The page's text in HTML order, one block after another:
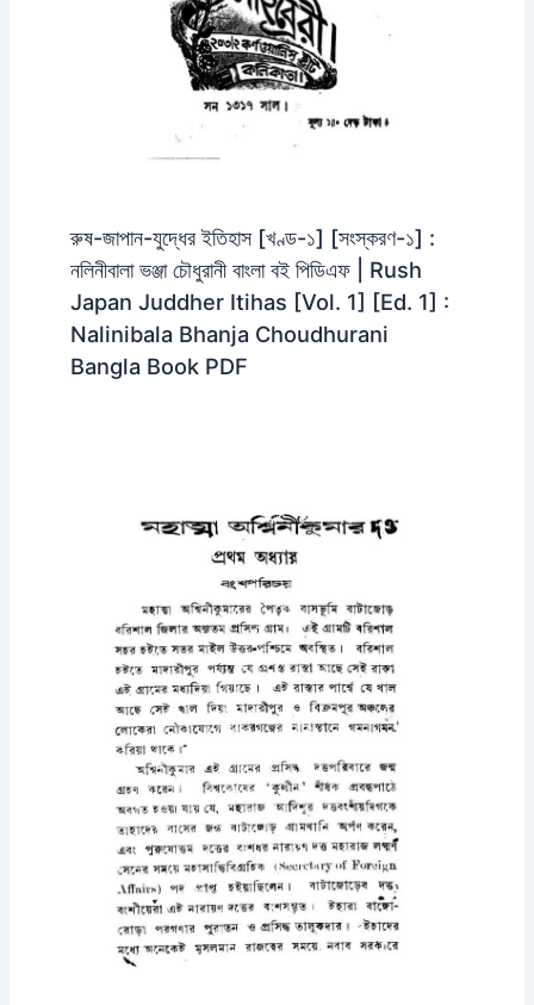
রুষ-জাপান-যুদ্ধের ইতিহাস [খণ্ড-১] [সংস্করণ-১] :
নলিনীবালা ভঞ্জা চৌধুরানী বাংলা বই পিডিএফ | Rush
Japan Juddher Itihas [Vol. 1] [Ed. 1] :
Nalinibala Bhanja Choudhurani
Bangla Book PDF